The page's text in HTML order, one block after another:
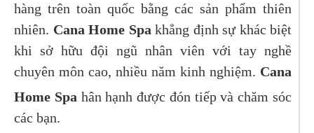
hàng trên toàn quốc bằng các sản phẩm thiên
nhiên. Cana Home Spa khẳng định sự khác biệt
khi sở hữu đội ngũ nhân viên với tay nghề
chuyên môn cao, nhiều năm kinh nghiệm. Cana
Home Spa hân hạnh được đón tiếp và chăm sóc
các bạn.